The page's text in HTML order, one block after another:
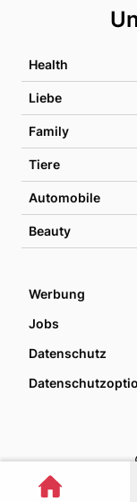
Health
Liebe
Family
Tiere
Automobile
Beauty
Werbung
Jobs
Datenschutz